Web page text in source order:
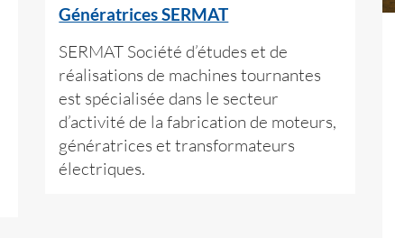
Génératrices SERMAT
SERMAT Société d’études et de
réalisations de machines tournantes
est spécialisée dans le secteur
d’activité de la fabrication de moteurs,
génératrices et transformateurs
électriques.